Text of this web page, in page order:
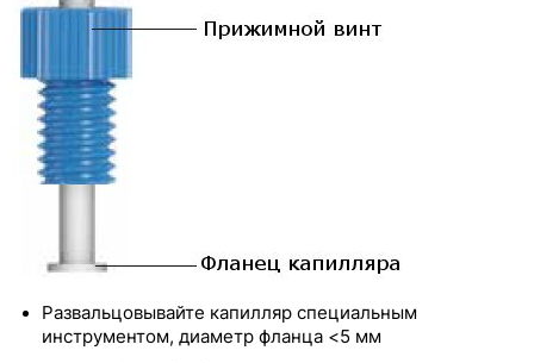
Развальцовывайте капилляр специальным
инструментом, диаметр фланца <5 мм